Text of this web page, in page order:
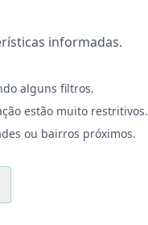
informadas.
alguns filtros.
estão muito restritivos.
ou bairros próximos.